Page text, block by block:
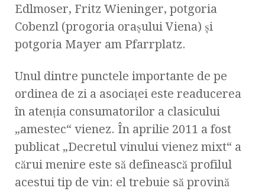
Edlmoser, Fritz Wieninger, potgoria
Cobenzl (progoria oraşului Viena) şi
potgoria Mayer am Pfarrplatz.
Unul dintre punctele importante de pe
ordinea de zi a asociaţei este readucerea
în atenţia consumatorilor a clasicului
„amestec“ vienez. În aprilie 2011 a fost
publicat „Decretul vinului vienez mixt“ a
cărui menire este să definească profilul
acestui tip de vin: el trebuie să provină